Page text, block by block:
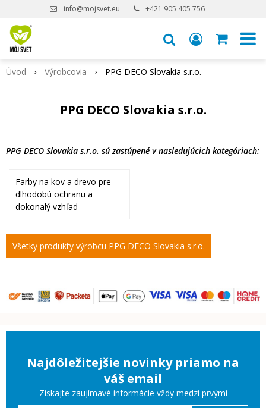
info@mojsvet.eu +421 905 405 756
Úvod Výrobcovia PPG DECO Slovakia s.r.o.
PPG DECO Slovakia s.r.o.
PPG DECO Slovakia s.r.o. sú zastúpené v nasledujúcich kategóriach:
Farby na kov a drevo pre
dlhodobú ochranu a
dokonalý vzhľad
Všetky produkty výrobcu PPG DECO Slovakia s.r.o.
Najdôležitejšie novinky priamo na
váš email
Získajte zaujímavé informácie vždy medzi prvými